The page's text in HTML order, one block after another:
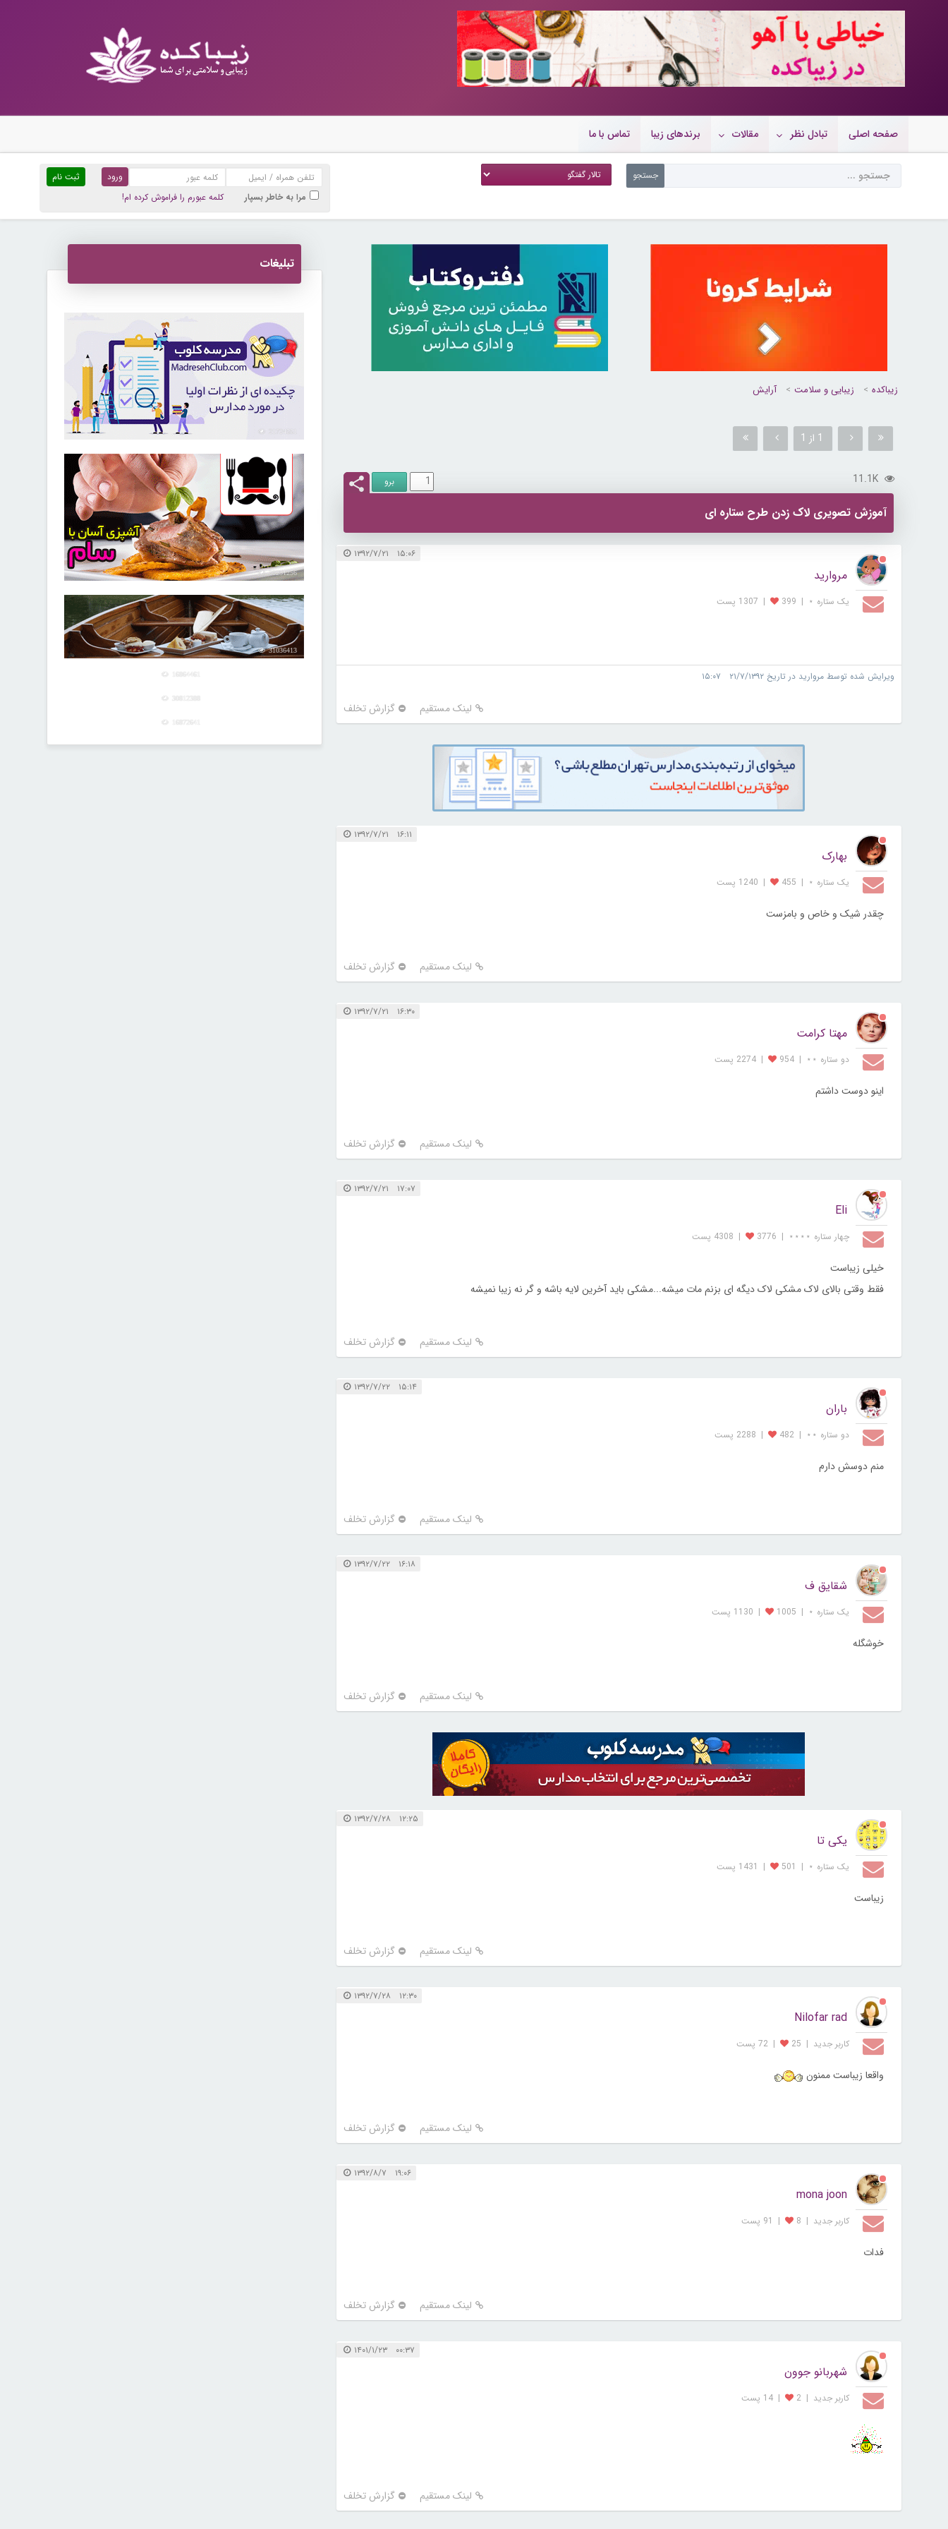
10719958
صفحه اصلی تبادل نظر مقالات برندهای زیبا تماس با ما
ثبت نام
مرا به خاطر بسپار
کلمه عبورم را فراموش کرده ام!
زیباکده زیبایی و سلامت آرایش
1 از 1
11.1K
آموزش تصویری لاک زدن طرح ستاره ای
۱۵:۰۶ ۱۳۹۲/۷/۲۱
مروارید
یک ستاره ⋆ |
399
| 1307 پست
ویرایش شده توسط مروارید در تاریخ ۲۱/۷/۱۳۹۲ ۱۵:۰۷
لینک مستقیم گزارش تخلف
۱۶:۱۱ ۱۳۹۲/۷/۲۱
بهارک
یک ستاره ⋆ |
455
| 1240 پست
چقدر شیک و خاص و بامزست
لینک مستقیم گزارش تخلف
۱۶:۳۰ ۱۳۹۲/۷/۲۱
مهتا کرامت
دو ستاره ⋆⋆ |
954
| 2274 پست
اینو دوست داشتم
لینک مستقیم گزارش تخلف
۱۷:۰۷ ۱۳۹۲/۷/۲۱
Eli
چهار ستاره ⋆⋆⋆⋆ |
3776
| 4308 پست
خیلی زیباست
فقط وقتی بالای لاک مشکی لاک دیگه ای بزنم مات میشه...مشکی باید آخرین لایه باشه و گر نه زیبا نمیشه
لینک مستقیم گزارش تخلف
۱۵:۱۴ ۱۳۹۲/۷/۲۲
باران
دو ستاره ⋆⋆ |
482
| 2288 پست
منم دوسش دارم
لینک مستقیم گزارش تخلف
۱۶:۱۸ ۱۳۹۲/۷/۲۲
شقایق ف
یک ستاره ⋆ |
1005
| 1130 پست
خوشگله
لینک مستقیم گزارش تخلف
۱۲:۲۵ ۱۳۹۲/۷/۲۸
یکی تا
یک ستاره ⋆ |
501
| 1431 پست
زیباست
لینک مستقیم گزارش تخلف
۱۲:۳۰ ۱۳۹۲/۷/۲۸
Nilofar rad
کاربر جديد |
25
| 72 پست
واقعا زیباست ممنون
لینک مستقیم گزارش تخلف
۱۹:۰۶ ۱۳۹۲/۸/۷
mona joon
کاربر جديد |
8
| 91 پست
فدات
لینک مستقیم گزارش تخلف
۰۰:۳۷ ۱۴۰۱/۱/۲۳
شهربانو جوون
کاربر جديد |
2
| 14 پست
لینک مستقیم گزارش تخلف
تبلیغات
30251256
31036413